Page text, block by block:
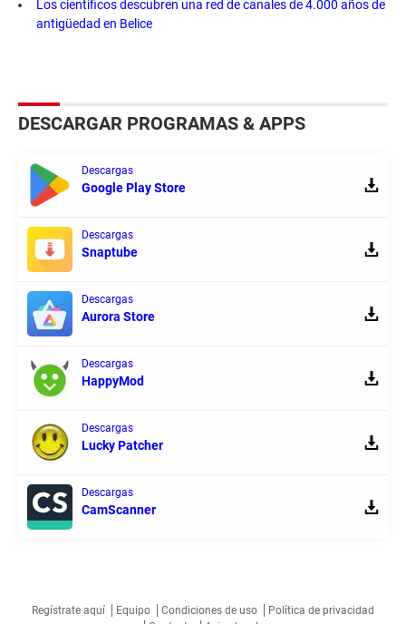
Los científicos descubren una red de canales de 4.000 años de
antigüedad en Belice
DESCARGAR PROGRAMAS & APPS
Descargas
Google Play Store
Descargas
Snaptube
Descargas
Aurora Store
Descargas
HappyMod
Descargas
Lucky Patcher
Descargas
CamScanner
Regístrate aquí Equipo Condiciones de uso
Política de privacidad